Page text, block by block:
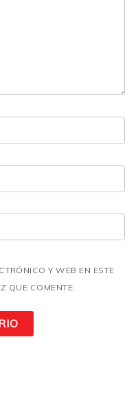
Y WEB EN ESTE
QUE COMENTE.